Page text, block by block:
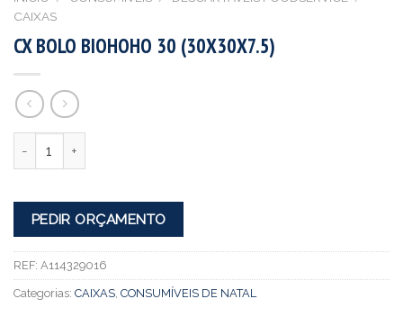
CAIXAS
CX BOLO BIOHOHO 30 (30X30X7.5)
PEDIR ORÇAMENTO
REF: A114329016
Categorias: CAIXAS CONSUMÍVEIS DE NATAL